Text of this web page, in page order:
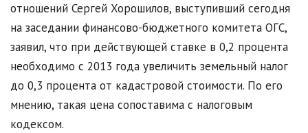
отношений Сергей Хорошилов, выступивший сегодня
на заседании финансово-бюджетного комитета ОГС,
заявил, что при действующей ставке в 0,2 процента
необходимо с 2013 года увеличить земельный налог
до 0,3 процента от кадастровой стоимости. По его
мнению, такая цена сопоставима с налоговым
кодексом.